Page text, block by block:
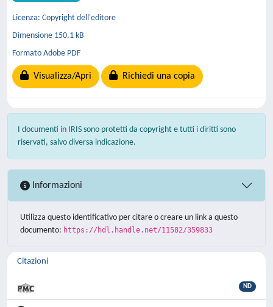
Licenza: Copyright dell'editore
Dimensione 150.1 kB
Formato Adobe PDF
Visualizza/Apri Richiedi una copia
I documenti in IRIS sono protetti da copyright e tutti i diritti sono
riservati, salvo diversa indicazione.
Informazioni
Utilizza questo identificativo per citare o creare un link a questo
documento: https://hdl.handle.net/11582/359833
Citazioni
ND